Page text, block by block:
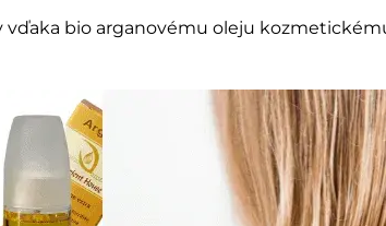
vďaka bio arganovému oleju